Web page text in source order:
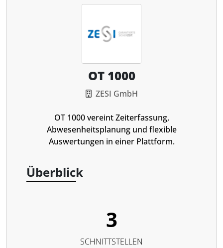
OT 1000
ZESI GmbH
OT 1000 vereint Zeiterfassung,
Abwesenheitsplanung und flexible
Auswertungen in einer Plattform.
Überblick
3
SCHNITTSTELLEN